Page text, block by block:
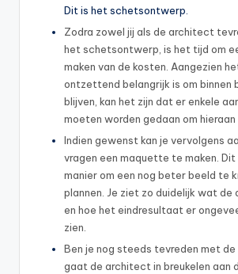
Dit is het schetsontwerp.
Zodra zowel jij als de architect
het schetsontwerp, is het tijd om
maken van de kosten. Aangezien
ontzettend belangrijk is om binnen
blijven, kan het zijn dat er enkele
moeten worden gedaan om hieraan
Indien gewenst kan je vervolgens
vragen een maquette te maken. Dit
manier om een nog beter beeld te
plannen. Je ziet zo duidelijk wat de
en hoe het eindresultaat er
zien.
Ben je nog steeds tevreden met de
gaat de architect in breukelen aan